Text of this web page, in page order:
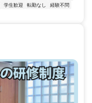
学生歓迎 転勤なし
経験不問